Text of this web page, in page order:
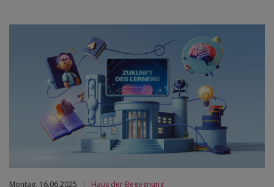
Montag, 16.06.2025 | Haus der Begegnung